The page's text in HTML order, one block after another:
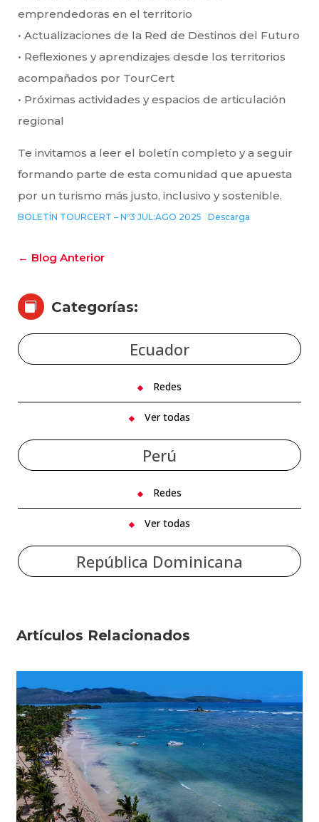
emprendedoras en el territorio
• Actualizaciones de la Red de Destinos del Futuro
• Reflexiones y aprendizajes desde los territorios
acompañados por TourCert
• Próximas actividades y espacios de articulación
regional
Te invitamos a leer el boletín completo y a seguir
formando parte de esta comunidad que apuesta
por un turismo más justo, inclusivo y sostenible.
BOLETÍN TOURCERT – Nº3 JUL:AGO 2025 Descarga
← Blog Anterior
 Categorías:
Ecuador
Redes
Ver todas
Perú
Redes
Ver todas
República Dominicana
Artículos Relacionados